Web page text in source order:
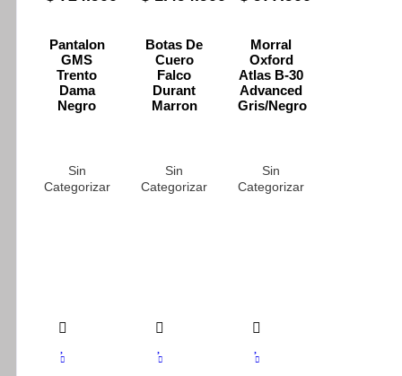
Pantalon
GMS
Trento
Dama
Negro
Sin
Categorizar
Botas De
Cuero
Falco
Durant
Marron
Sin
Categorizar
Morral
Oxford
Atlas B-30
Advanced
Gris/Negro
Sin
Categorizar